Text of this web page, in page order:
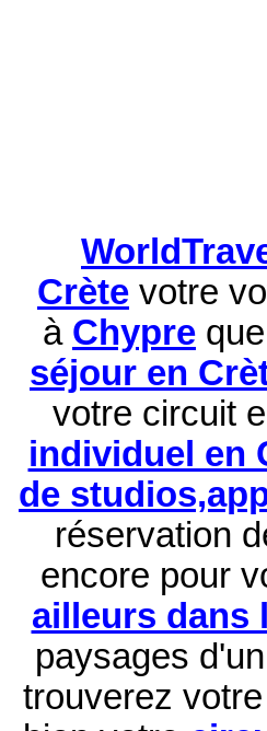
Crète votre
à Chypre
séjour en
votre circuit
individuel en
de
réservation
encore pour
ailleurs dans
paysages
trouverez votre